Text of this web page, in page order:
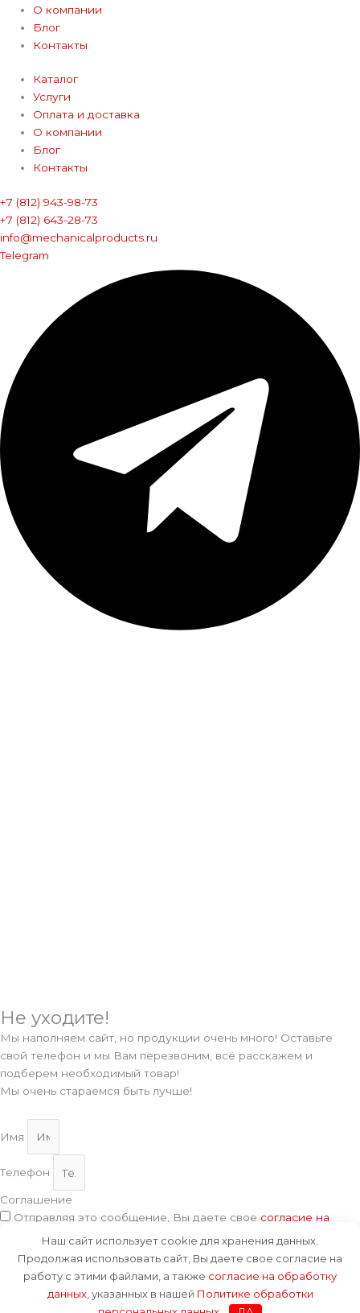
О компании
Блог
Контакты
Каталог
Услуги
Оплата и доставка
О компании
Блог
Контакты
+7 (812) 943-98-73
+7 (812) 643-28-73
info@mechanicalproducts.ru
Telegram
Не уходите!
Мы наполняем сайт, но продукции очень много! Оставьте
свой телефон и мы Вам перезвоним, всё расскажем и
подберем необходимый товар!
Мы очень стараемся быть лучше!
Имя
Телефон
Соглашение
Отправляя это сообщение, Вы даете свое согласие на
обработку данных
, указанных в нашей
персональных данных
Отправить
Наш сайт использует cookie для хранения данных.
Продолжая использовать сайт, Вы даете свое согласие на
работу с этими файлами, а также согласие на обработку
данных, указанных в нашей Политике обработки